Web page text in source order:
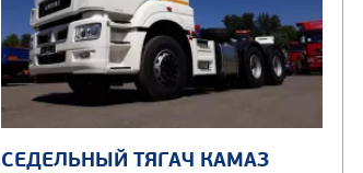
СЕДЕЛЬНЫЙ ТЯГАЧ КАМАЗ